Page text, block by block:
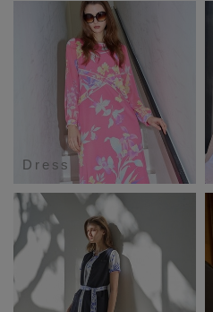
Dress